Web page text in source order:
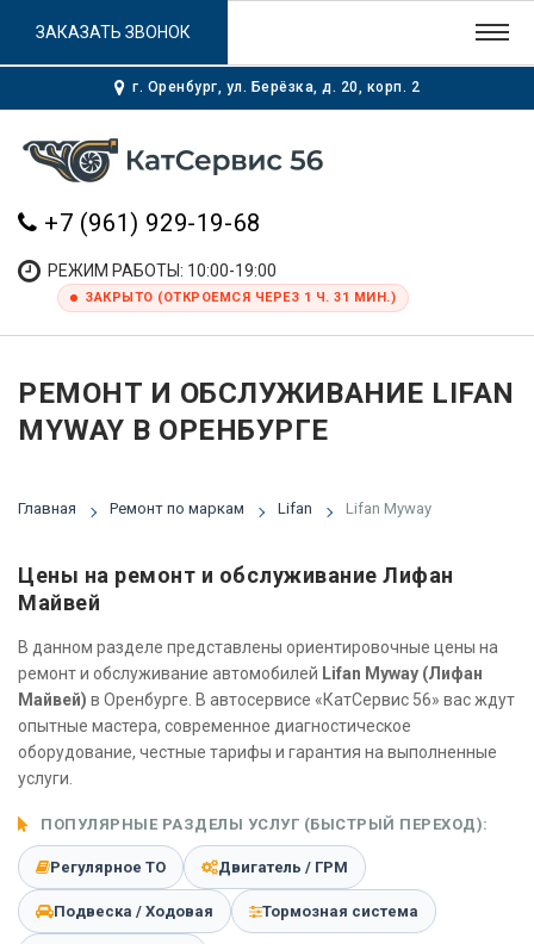
г. Оренбург, ул. Берёзка, д. 20, корп. 2
+7 (961) 929-19-68
РЕЖИМ РАБОТЫ: 10:00-19:00
ЗАКРЫТО (ОТКРОЕМСЯ ЧЕРЕЗ 1 Ч. 31 МИН.)
ЗАКАЗАТЬ ЗВОНОК
РЕМОНТ И ОБСЛУЖИВАНИЕ LIFAN
MYWAY В ОРЕНБУРГЕ
Главная Ремонт по маркам Lifan Lifan Myway
Цены на ремонт и обслуживание Лифан
Майвей
В данном разделе представлены ориентировочные цены на
ремонт и обслуживание автомобилей Lifan Myway (Лифан
Майвей) в Оренбурге. В автосервисе «КатСервис 56» вас ждут
опытные мастера, современное диагностическое
оборудование, честные тарифы и гарантия на выполненные
услуги.
ПОПУЛЯРНЫЕ РАЗДЕЛЫ УСЛУГ (БЫСТРЫЙ ПЕРЕХОД):
Регулярное ТО Двигатель / ГРМ
Подвеска / Ходовая Тормозная система